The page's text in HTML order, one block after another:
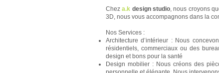
Cheza.k design studio, nous croyons
3D, nous vous accompagnons dans la
Nos Services :
Architecture d’intérieur : Nous
résidentiels, commerciaux ou des
design et bons pour la santé
Design mobilier : Nous créons des